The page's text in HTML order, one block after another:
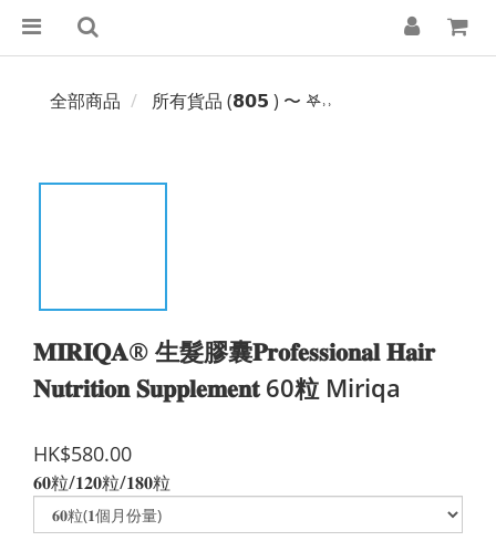
全部商品 所有貨品 (𝟴𝟬𝟱 ) 〜 𖤐˒˒‪‪
𝐌𝐈𝐑𝐈𝐐𝐀® 生髮膠囊𝐏𝐫𝐨𝐟𝐞𝐬𝐬𝐢𝐨𝐧𝐚𝐥 𝐇𝐚𝐢𝐫
𝐍𝐮𝐭𝐫𝐢𝐭𝐢𝐨𝐧 𝐒𝐮𝐩𝐩𝐥𝐞𝐦𝐞𝐧𝐭 60粒 Miriqa
HK$580.00
𝟔𝟎粒/𝟏𝟐𝟎粒/𝟏𝟖𝟎粒